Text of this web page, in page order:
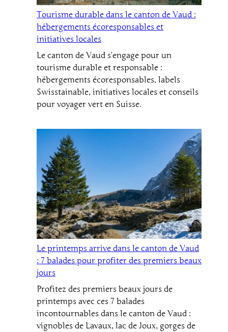
Tourisme durable dans le canton de Vaud :
hébergements écoresponsables et
initiatives locales
Le canton de Vaud s’engage pour un
tourisme durable et responsable :
hébergements écoresponsables, labels
Swisstainable, initiatives locales et conseils
pour voyager vert en Suisse.
Le printemps arrive dans le canton de Vaud
: 7 balades pour profiter des premiers beaux
jours
Profitez des premiers beaux jours de
printemps avec ces 7 balades
incontournables dans le canton de Vaud :
vignobles de Lavaux, lac de Joux, gorges de